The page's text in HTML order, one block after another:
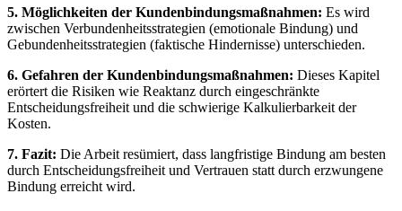
5. Möglichkeiten der Kundenbindungsmaßnahmen: Es wird
zwischen Verbundenheitsstrategien (emotionale Bindung) und
Gebundenheitsstrategien (faktische Hindernisse) unterschieden.
6. Gefahren der Kundenbindungsmaßnahmen: Dieses Kapitel
erörtert die Risiken wie Reaktanz durch eingeschränkte
Entscheidungsfreiheit und die schwierige Kalkulierbarkeit der
Kosten.
7. Fazit: Die Arbeit resümiert, dass langfristige Bindung am besten
durch Entscheidungsfreiheit und Vertrauen statt durch erzwungene
Bindung erreicht wird.